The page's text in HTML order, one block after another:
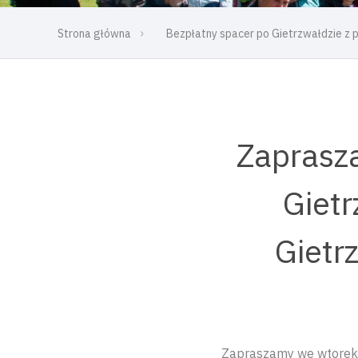
Strona główna Bezpłatny spacer po Gietrzwałdzie z
Zapraszamy we